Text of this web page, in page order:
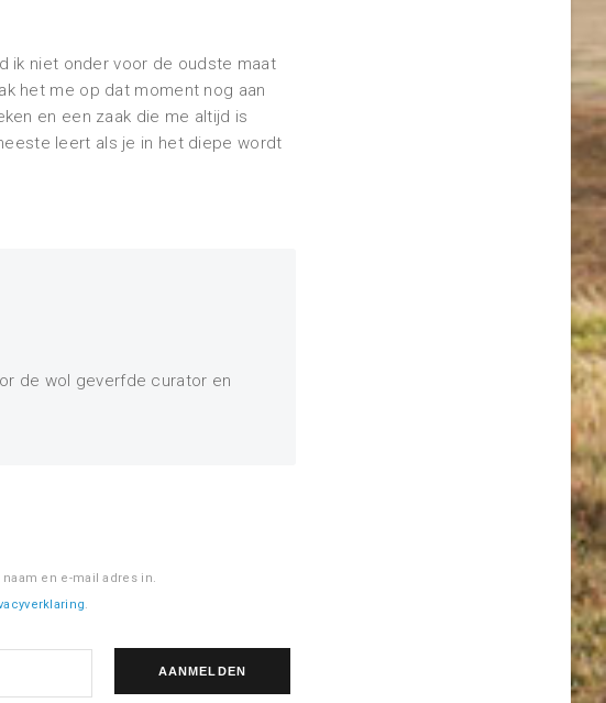
ik niet onder voor de oudste maat
het me op dat moment nog aan
en een zaak die me altijd is
leert als je in het diepe wordt
de wol geverfde curator en
en e-mail adres in.
.